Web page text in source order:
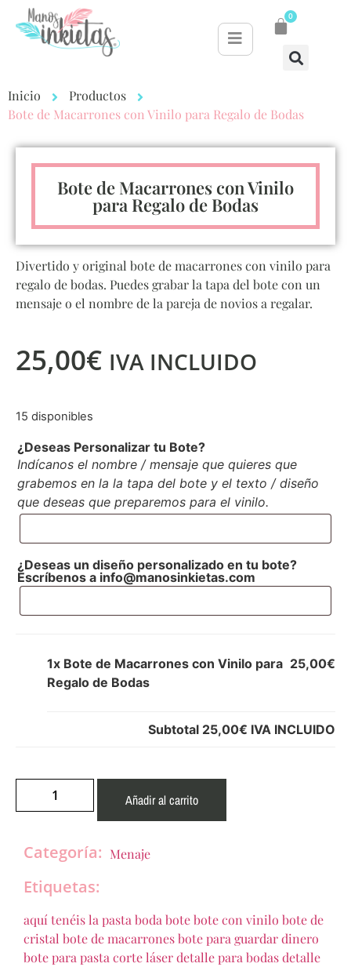
0
Inicio
Productos
Bote de Macarrones con Vinilo para Regalo de Bodas
Bote de Macarrones con Vinilo
para Regalo de Bodas
Divertido y original bote de macarrones con vinilo para
regalo de bodas. Puedes grabar la tapa del bote con un
mensaje o el nombre de la pareja de novios a regalar.
25,00€ IVA INCLUIDO
15 disponibles
¿Deseas Personalizar tu Bote?
Indícanos el nombre / mensaje que quieres que
grabemos en la la tapa del bote y el texto / diseño
que deseas que preparemos para el vinilo.
¿Deseas un diseño personalizado en tu bote?
Escríbenos a info@manosinkietas.com
1x Bote de Macarrones con Vinilo para
Regalo de Bodas
25,00€
Subtotal 25,00€ IVA INCLUIDO
Añadir al carrito
Categoría: Menaje
Etiquetas:
aquí tenéis la pasta boda botebote con vinilo bote de
cristal bote de macarronesbote para guardar dinero
bote para pasta corte láserdetalle para bodasdetalle